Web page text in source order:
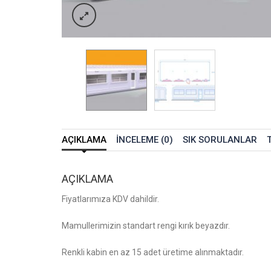
AÇIKLAMA İNCELEME (0) SIK SORULANLAR
AÇIKLAMA
Fiyatlarımıza KDV dahildir.
Mamullerimizin standart rengi kırık beyazdır.
Renkli kabin en az 15 adet üretime alınmaktadır.